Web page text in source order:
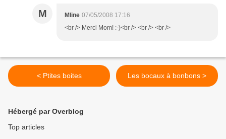
M Mline 07/05/2008 17:16
<br /> Merci Mom! :-)<br /> <br /> <br />
< Ptites boites Les bocaux à bonbons >
Hébergé par Overblog
Top articles